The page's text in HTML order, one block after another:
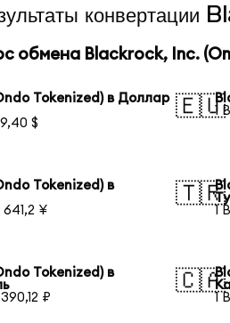
обмена Blackrock, Inc.
Tokenized) в Доллар
$
🇪🇺
1
Tokenized) в
641,2 ¥
🇹🇷
1
Tokenized) в
₽
🇨🇦
1